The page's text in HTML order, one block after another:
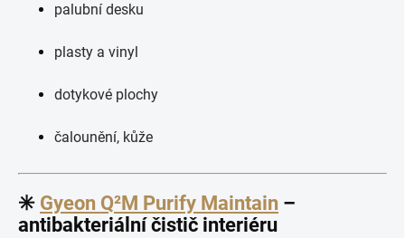
palubní desku
plasty a vinyl
dotykové plochy
čalounění, kůže
✳️ Gyeon Q²M Purify Maintain –
antibakteriální čistič interiéru